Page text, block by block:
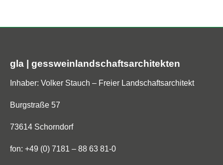
gla | gessweinlandschaftsarchitekten
Inhaber: Volker Stauch – Freier Landschaftsarchitekt
Burgstraße 57
73614 Schorndorf
fon: +49 (0) 7181 – 88 63 81-0